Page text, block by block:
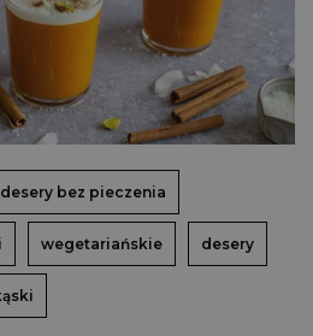
desery bez pieczenia
wegetariańskie desery